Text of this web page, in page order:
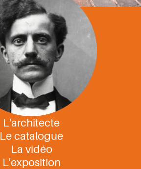
L'architecte
Le catalogue
La vidéo
L'exposition